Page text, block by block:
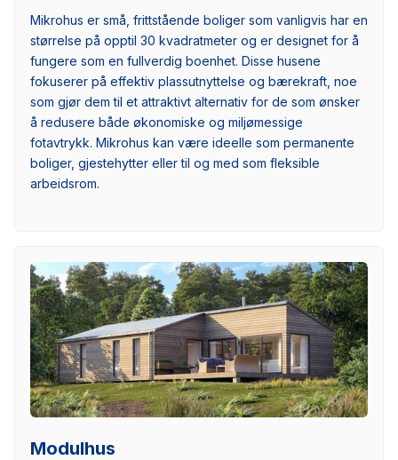
Mikrohus er små, frittstående boliger som vanligvis har en
størrelse på opptil 30 kvadratmeter og er designet for å
fungere som en fullverdig boenhet. Disse husene
fokuserer på effektiv plassutnyttelse og bærekraft, noe
som gjør dem til et attraktivt alternativ for de som ønsker
å redusere både økonomiske og miljømessige
fotavtrykk. Mikrohus kan være ideelle som permanente
boliger, gjestehytter eller til og med som fleksible
arbeidsrom.
Modulhus